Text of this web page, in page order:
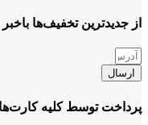
از جدیدترین تخفیف‌ها
ارسال
پرداخت توسط کلیه